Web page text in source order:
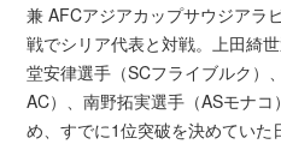
兼 AFCアジアカップサウジアラ
戦でシリア代表と対戦。上田綺
堂安律選手（SCフライブルク）
AC）、南野拓実選手（ASモナ
め、すでに1位突破を決めてい